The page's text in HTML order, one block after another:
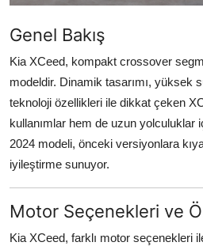
Genel Bakış
Kia XCeed, kompakt crossover
modeldir. Dinamik tasarımı, yüksek
teknoloji özellikleri ile dikkat çeken
kullanımlar hem de uzun yolculuklar
2024 modeli, önceki versiyonlara
iyileştirme sunuyor.
Motor Seçenekleri ve
Kia XCeed, farklı motor seçenekleri